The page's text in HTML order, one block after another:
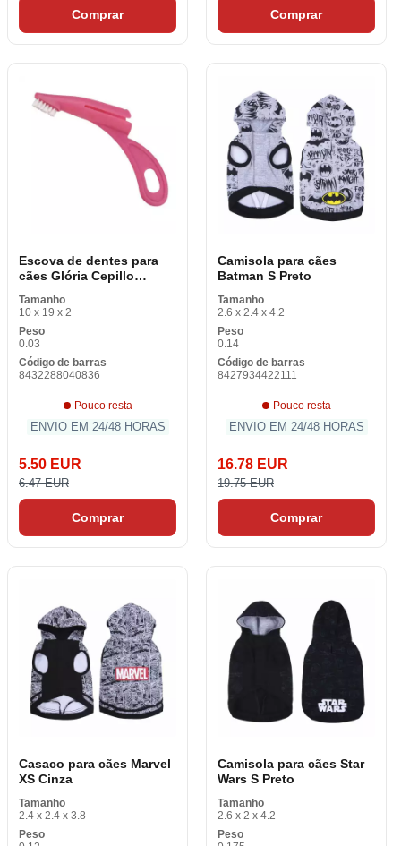
Comprar Comprar
Escova de dentes para
cães Glória Cepillo
Tamanho
10 x 19 x 2
Peso
0.03
Código de barras
8432288040836
Pouco resta
ENVIO EM 24/48 HORAS
5.50 EUR
6.47 EUR
Comprar
Camisola para cães
Batman S Preto
Tamanho
2.6 x 2.4 x 4.2
Peso
0.14
Código de barras
8427934422111
Pouco resta
ENVIO EM 24/48 HORAS
16.78 EUR
19.75 EUR
Comprar
Casaco para cães Marvel
XS Cinza
Tamanho
2.4 x 2.4 x 3.8
Peso
Camisola para cães Star
Wars S Preto
Tamanho
2.6 x 2 x 4.2
Peso